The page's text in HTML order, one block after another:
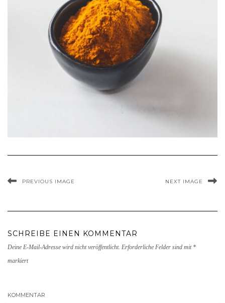
PREVIOUS IMAGE NEXT IMAGE
SCHREIBE EINEN KOMMENTAR
Deine E-Mail-Adresse wird nicht veröffentlicht. Erforderliche Felder sind mit *
markiert
KOMMENTAR